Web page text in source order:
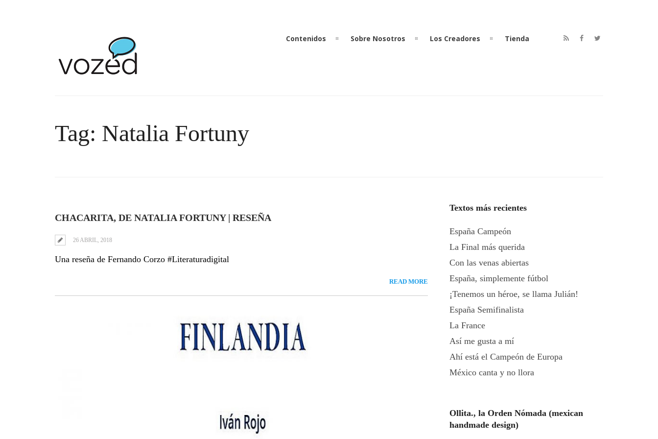
Contenidos Sobre Nosotros Los Creadores Tienda
Tag: Natalia Fortuny
CHACARITA, DE NATALIA FORTUNY | RESEÑA
26 ABRIL, 2018
Una reseña de Fernando Corzo #Literaturadigital
READ MORE
Textos más recientes
España Campeón
La Final más querida
Con las venas abiertas
España, simplemente fútbol
¡Tenemos un héroe, se llama Julián!
España Semifinalista
La France
Así me gusta a mí
Ahí está el Campeón de Europa
México canta y no llora
Ollita., la Orden Nómada (mexican
handmade design)